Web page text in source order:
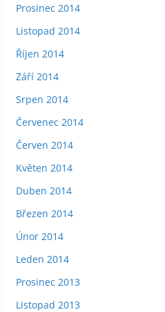
Prosinec 2014
Listopad 2014
Říjen 2014
Září 2014
Srpen 2014
Červenec 2014
Červen 2014
Květen 2014
Duben 2014
Březen 2014
Únor 2014
Leden 2014
Prosinec 2013
Listopad 2013